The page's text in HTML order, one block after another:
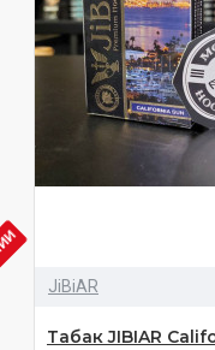
JiBiAR
Табак JIBIAR